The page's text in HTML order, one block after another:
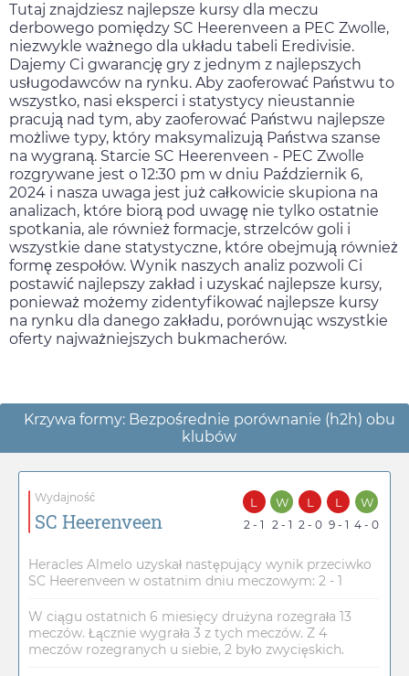
Tutaj znajdziesz najlepsze kursy dla meczu
derbowego pomiędzy SC Heerenveen a PEC Zwolle,
niezwykle ważnego dla układu tabeli Eredivisie.
Dajemy Ci gwarancję gry z jednym z najlepszych
usługodawców na rynku. Aby zaoferować Państwu to
wszystko, nasi eksperci i statystycy nieustannie
pracują nad tym, aby zaoferować Państwu najlepsze
możliwe typy, który maksymalizują Państwa szanse
na wygraną. Starcie SC Heerenveen - PEC Zwolle
rozgrywane jest o 12:30 pm w dniu Październik 6,
2024 i nasza uwaga jest już całkowicie skupiona na
analizach, które biorą pod uwagę nie tylko ostatnie
spotkania, ale również formacje, strzelców goli i
wszystkie dane statystyczne, które obejmują również
formę zespołów. Wynik naszych analiz pozwoli Ci
postawić najlepszy zakład i uzyskać najlepsze kursy,
ponieważ możemy zidentyfikować najlepsze kursy
na rynku dla danego zakładu, porównując wszystkie
oferty najważniejszych bukmacherów.
Krzywa formy: Bezpośrednie porównanie (h2h) obu
klubów
Wydajność
SC Heerenveen
L
2 - 1
W
2 - 1
L
2 - 0
L
9 - 1
W
4 - 0
Heracles Almelo uzyskał następujący wynik przeciwko
SC Heerenveen w ostatnim dniu meczowym: 2 - 1
W ciągu ostatnich 6 miesięcy drużyna rozegrała 13
meczów. Łącznie wygrała 3 z tych meczów. Z 4
meczów rozegranych u siebie, 2 było zwycięskich.